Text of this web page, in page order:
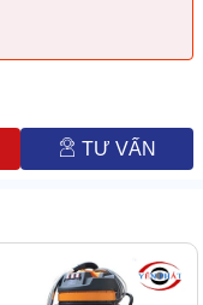
TƯ VẤN